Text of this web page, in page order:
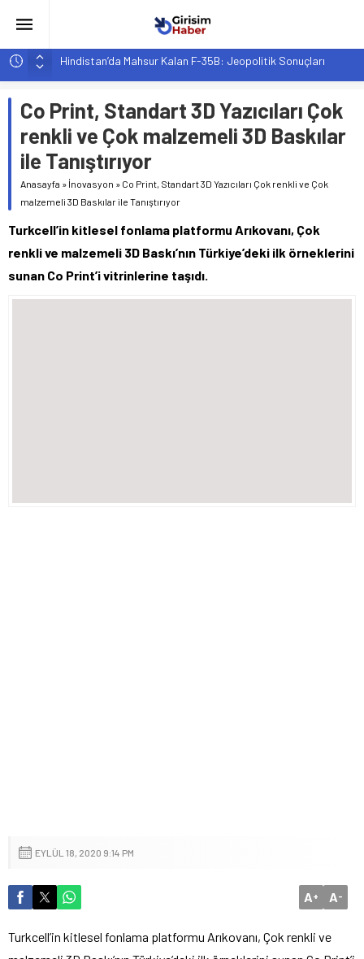
Hindistan’da Mahsur Kalan F-35B: Jeopolitik Sonuçları
Yapay Zeka Destekli Asistanlar: Elon Musk’tan Romantik Bir
Hamle mi?
Girişimcilik ve Yaşam Tarzı: Şehir Değişiminin Nedenleri ve
Etkileri
YZ ile Tüketici Girişimciliği: Yeni Sosyal Bağlantılar
Girişimciler İçin MYK Belgeli Personel İstihdamı Neden Artık
Bir Tercih Değil, Zorunluluk?
Co Print, Standart 3D Yazıcıları Çok
renkli ve Çok malzemeli 3D Baskılar
ile Tanıştırıyor
Anasayfa » İnovasyon » Co Print, Standart 3D Yazıcıları Çok renkli ve Çok
malzemeli 3D Baskılar ile Tanıştırıyor
Turkcell’in kitlesel fonlama platformu Arıkovanı, Çok
renkli ve malzemeli 3D Baskı’nın Türkiye’deki ilk örneklerini
sunan Co Print’i vitrinlerine taşıdı.
EYLÜL 18, 2020 9:14 PM
A+ A-
Turkcell’in kitlesel fonlama platformu Arıkovanı, Çok renkli ve